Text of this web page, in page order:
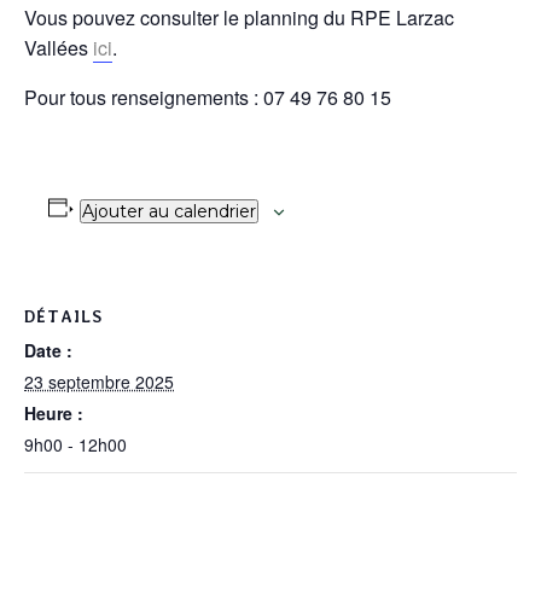
Vous pouvez consulter le planning du RPE Larzac
Vallées ici.
Pour tous renseignements : 07 49 76 80 15
Ajouter au calendrier
DÉTAILS
Date :
23 septembre 2025
Heure :
9h00 - 12h00